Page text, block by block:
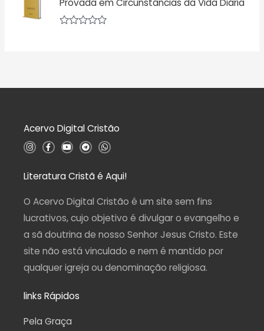
0
e
i
a
ç
Provada em Circunstâncias da Vida Diária
ç
e
5
Acervo Digital Cristão
I
n
a
g
a
m
F
a
b
o
k
-
f
Y
o
u
b
T
e
g
r
m
W
h
s
a
p
Literatura Cristã é Aqui!
O Acervo Digital Cristão é um site sem fins
lucrativos, cujo objetivo é divulgar o evangelho e
a sã doutrina de nosso Senhor Jesus Cristo. Este
site não está vinculado e nem é mantido por
qualquer igreja ou denominação religiosa.
links Rápidos
Pela Graça